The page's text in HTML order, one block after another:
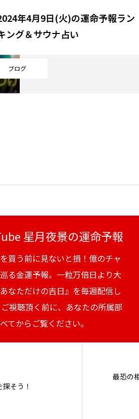
ブログ
年4月9日(火)の運命予報ラン
ング＆サウナ占い
星月夜景の運命予報
買う前に見ないと損！億のチャ
る金運予報。一粒万倍日より大
なただけの吉日』を毎週配信し
ご視聴頂く前に、あなたの所属部
てからご覧ください。
そう！
最恐の